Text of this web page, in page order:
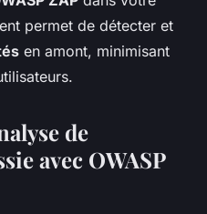
permet de détecter et
en amont, minimisant
de
avec OWASP